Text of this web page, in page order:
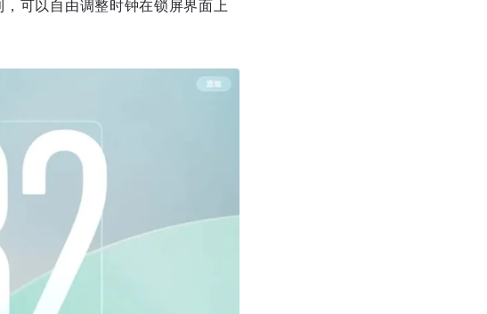
，可以自由调整时钟在锁屏界面上